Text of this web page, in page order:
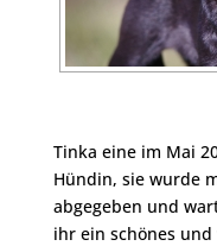
Tinka eine im Mai
Hündin, sie wurde
abgegeben und
ihr ein schönes